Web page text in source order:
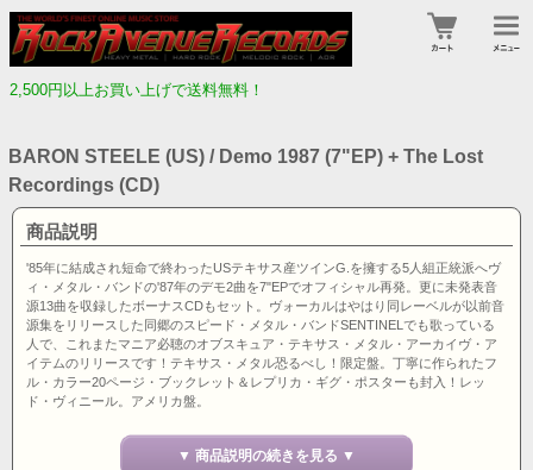
2,500円以上お買い上げで送料無料！
BARON STEELE (US) / Demo 1987 (7"EP) + The Lost
Recordings (CD)
商品説明
'85年に結成され短命で終わったUSテキサス産ツインG.を擁する5人組正統派へヴ
ィ・メタル・バンドの'87年のデモ2曲を7"EPでオフィシャル再発。更に未発表音
源13曲を収録したボーナスCDもセット。ヴォーカルはやはり同レーベルが以前音
源集をリリースした同郷のスピード・メタル・バンドSENTINELでも歌っている
人で、これまたマニア必聴のオブスキュア・テキサス・メタル・アーカイヴ・ア
イテムのリリースです！テキサス・メタル恐るべし！限定盤。丁寧に作られたフ
ル・カラー20ページ・ブックレット＆レプリカ・ギグ・ポスターも封入！レッ
ド・ヴィニール。アメリカ盤。
▼ 商品説明の続きを見る ▼